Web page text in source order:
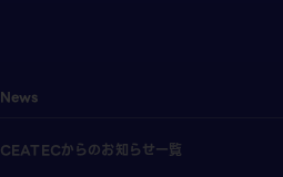
News
CEATECからのお知らせ一覧